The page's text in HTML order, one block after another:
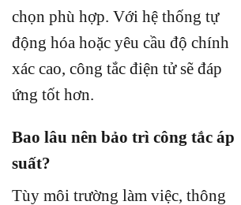
chọn phù hợp. Với hệ thống tự
động hóa hoặc yêu cầu độ chính
xác cao, công tắc điện tử sẽ đáp
ứng tốt hơn.
Bao lâu nên bảo trì công tắc áp
suất?
Tùy môi trường làm việc, thông